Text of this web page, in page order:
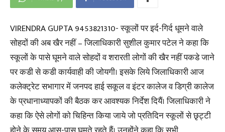
VIRENDRA GUPTA 9453821310- स्कूलों पर इर्द-गिर्द धूमने वाले
सोहदों की अब खैर नहीं – जिलाधिकारी सुशील कुमार पटेल ने कहा कि
स्कूलों के पासे घूमने वाले सोहदों व शरारती लोगों की खैर नहीं पकडे जाने
पर कडी से कडी कार्यवाही की जोयगी। इसके लिये जिलाधिकारी आज
कलेक्ट्रेट सभागार में जनपद हाई सकूल व इंटर कालेज व डिग्री कालेज
के प्रधानाध्यापकों की बैठक कर आवश्यक निर्देश दियैं। जिलाधिकारी ने
कहा कि ऐसे लोगों को चिहिन्त किया जाये जो प्रतिदिन स्कूलों से छृट्टी